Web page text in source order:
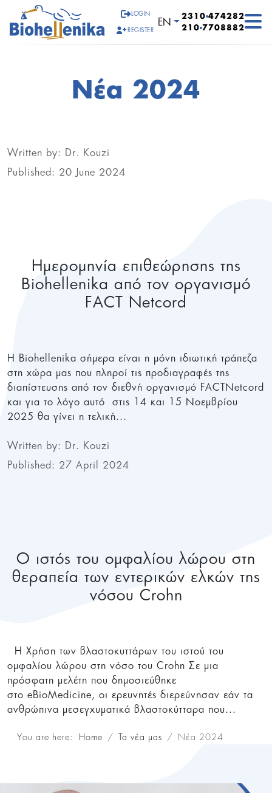
LOGIN
REGISTER
Select your language
EN
2310 474282
210 7708882
Νέα 2024
Written by:
Dr. Kouzi
Published: 20 June 2024
Ημερομηνία επιθεώρησης της
Biohellenika από τον οργανισμό
FACT Netcord
H Biohellenika σήμερα είναι η μόνη ιδιωτική τράπεζα
στη χώρα μας που πληροί τις προδιαγραφές της
διαπίστευσης από τον διεθνή οργανισμό FACTNetcord
και για το λόγο αυτό στις 14 και 15 Νοεμβρίου
2025 θα γίνει η τελική...
Written by:
Dr. Kouzi
Published: 27 April 2024
Ο ιστός του ομφαλίου λώρου στη
θεραπεία των εντερικών ελκών της
νόσου Crohn
Η Χρήση των βλαστοκυττάρων του ιστού του
ομφαλίου λώρου στη νόσο του Crohn Σε μια
πρόσφατη μελέτη που δημοσιεύθηκε
στο eBioMedicine, οι ερευνητές διερεύνησαν εάν τα
ανθρώπινα μεσεγχυματικά βλαστοκύτταρα που...
You are here: Home Τα νέα μας Νέα 2024